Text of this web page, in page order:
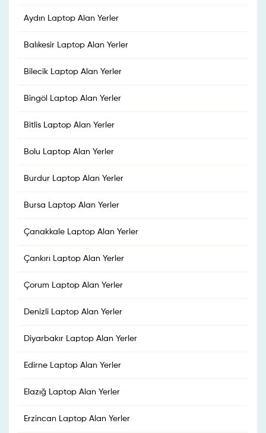
Aydın Laptop Alan Yerler
Balıkesir Laptop Alan Yerler
Bilecik Laptop Alan Yerler
Bingöl Laptop Alan Yerler
Bitlis Laptop Alan Yerler
Bolu Laptop Alan Yerler
Burdur Laptop Alan Yerler
Bursa Laptop Alan Yerler
Çanakkale Laptop Alan Yerler
Çankırı Laptop Alan Yerler
Çorum Laptop Alan Yerler
Denizli Laptop Alan Yerler
Diyarbakır Laptop Alan Yerler
Edirne Laptop Alan Yerler
Elazığ Laptop Alan Yerler
Erzincan Laptop Alan Yerler